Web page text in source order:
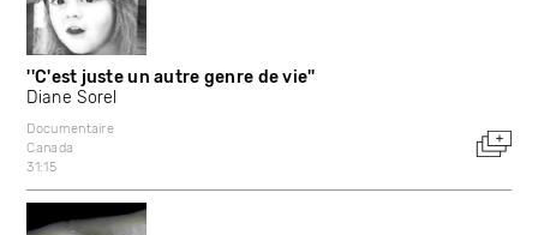
''C'est juste un autre genre de vie''
Diane Sorel
Documentaire
Canada
31:15